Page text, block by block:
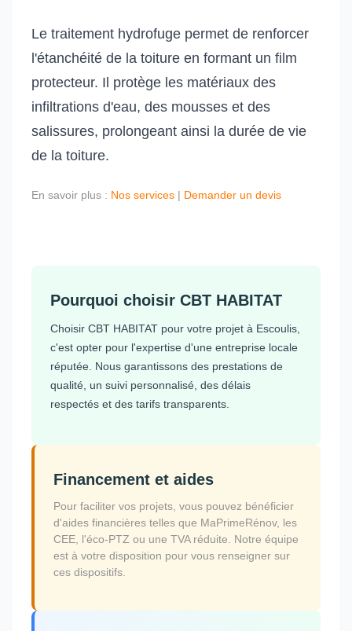
Le traitement hydrofuge permet de renforcer
l'étanchéité de la toiture en formant un film
protecteur. Il protège les matériaux des
infiltrations d'eau, des mousses et des
salissures, prolongeant ainsi la durée de vie
de la toiture.
En savoir plus : Nos services | Demander un devis
Pourquoi choisir CBT HABITAT
Choisir CBT HABITAT pour votre projet à Escoulis,
c'est opter pour l'expertise d'une entreprise locale
réputée. Nous garantissons des prestations de
qualité, un suivi personnalisé, des délais
respectés et des tarifs transparents.
Financement et aides
Pour faciliter vos projets, vous pouvez bénéficier
d'aides financières telles que MaPrimeRénov, les
CEE, l'éco-PTZ ou une TVA réduite. Notre équipe
est à votre disposition pour vous renseigner sur
ces dispositifs.